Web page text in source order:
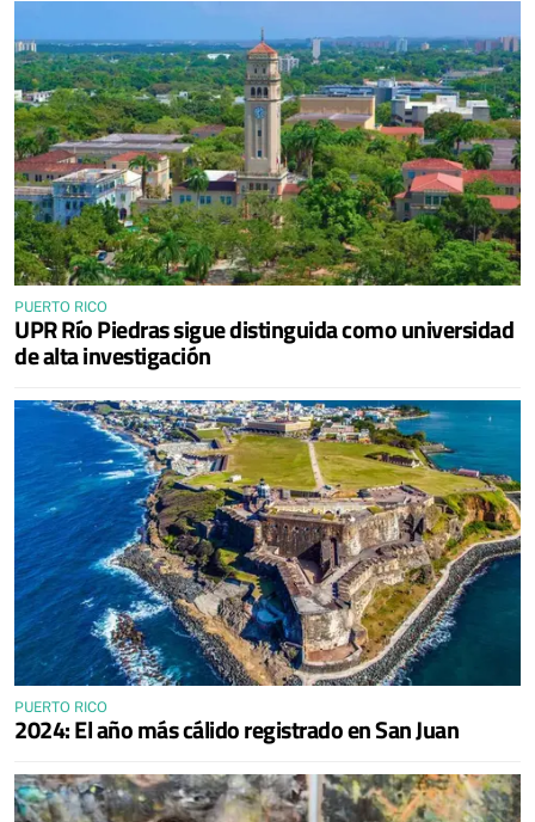
PUERTO RICO
UPR Río Piedras sigue distinguida como universidad
de alta investigación
PUERTO RICO
2024: El año más cálido registrado en San Juan